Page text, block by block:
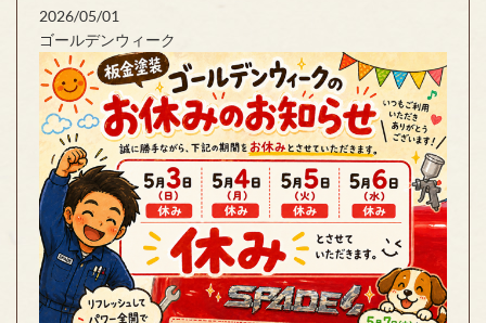
2026/05/01
ゴールデンウィーク